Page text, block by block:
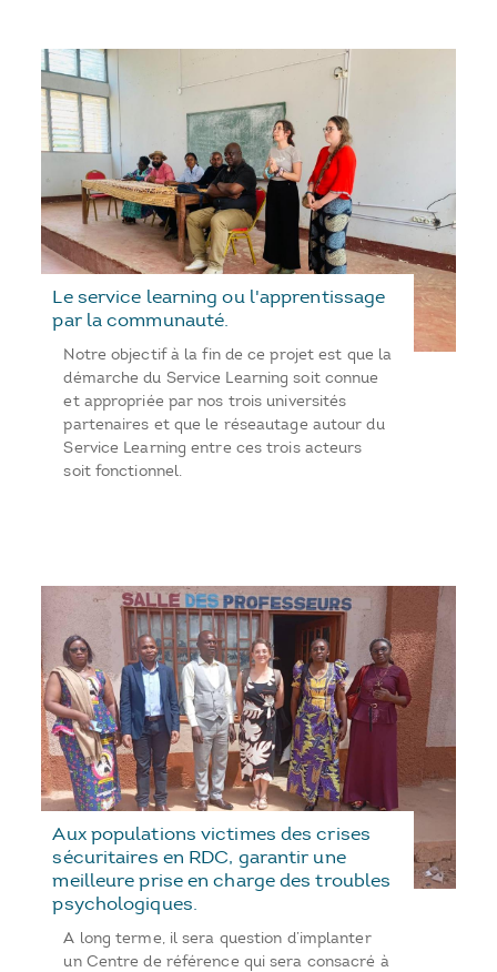
Le service learning ou l'apprentissage
par la communauté.
Notre objectif à la fin de ce projet est que la
démarche du Service Learning soit connue
et appropriée par nos trois universités
partenaires et que le réseautage autour du
Service Learning entre ces trois acteurs
soit fonctionnel.
Aux populations victimes des crises
sécuritaires en RDC, garantir une
meilleure prise en charge des troubles
psychologiques.
A long terme, il sera question d’implanter
un Centre de référence qui sera consacré à